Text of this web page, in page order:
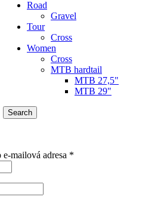
Road
Gravel
Tour
Cross
Women
Cross
MTB hardtail
MTB 27,5"
MTB 29"
Search
mailová adresa *